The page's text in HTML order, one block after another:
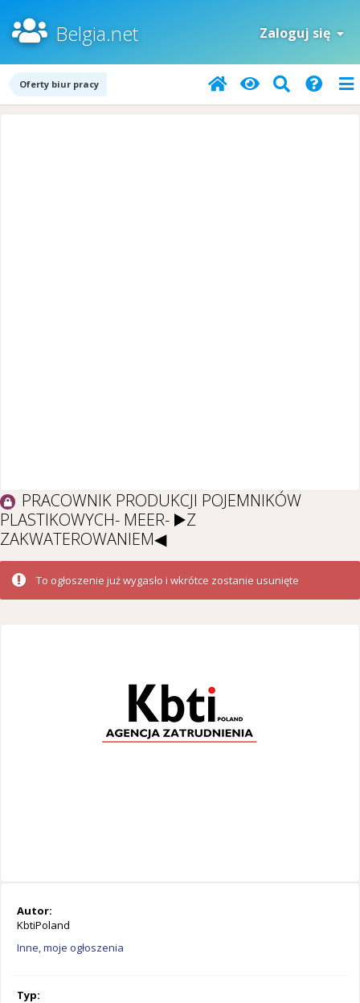
Belgia.net Zaloguj się
Oferty biur pracy
PRACOWNIK PRODUKCJI POJEMNIKÓW
PLASTIKOWYCH- MEER- ▶️Z
ZAKWATEROWANIEM◀
To ogłoszenie już wygasło i wkrótce zostanie usunięte
Autor:
KbtiPoland
Inne, moje ogłoszenia
Typ: